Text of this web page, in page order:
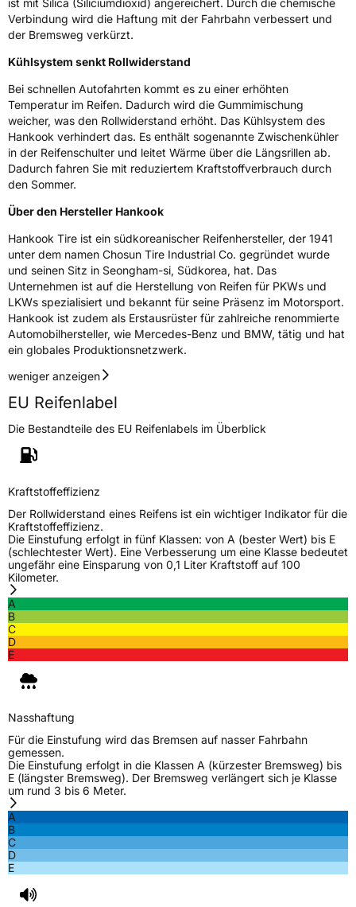
Allgemeine Produktsicherheit (GPSR)
HerstellerkontaktHankook Tire Europe GmbH, Siemensstr. 14
technik@hankookreifen.de
Verbindung wird die Haftung mit der Fahrbahn verbessert und
der Bremsweg verkürzt.
Kühlsystem senkt Rollwiderstand
Bei schnellen Autofahrten kommt es zu einer erhöhten
Temperatur im Reifen. Dadurch wird die Gummimischung
weicher, was den Rollwiderstand erhöht. Das Kühlsystem des
Hankook verhindert das. Es enthält sogenannte Zwischenkühler
in der Reifenschulter und leitet Wärme über die Längsrillen ab.
Dadurch fahren Sie mit reduziertem Kraftstoffverbrauch durch
den Sommer.
Über den Hersteller Hankook
Hankook Tire ist ein südkoreanischer Reifenhersteller, der 1941
unter dem namen Chosun Tire Industrial Co. gegründet wurde
und seinen Sitz in Seongham-si, Südkorea, hat. Das
Unternehmen ist auf die Herstellung von Reifen für PKWs und
LKWs spezialisiert und bekannt für seine Präsenz im Motorsport.
Hankook ist zudem als Erstausrüster für zahlreiche renommierte
Automobilhersteller, wie Mercedes-Benz und BMW, tätig und hat
ein globales Produktionsnetzwerk.
weniger anzeigen
EU Reifenlabel
Die Bestandteile des EU Reifenlabels im Überblick
Kraftstoffeffizienz
Der Rollwiderstand eines Reifens ist ein wichtiger Indikator für die
Kraftstoffeffizienz.
Die Einstufung erfolgt in fünf Klassen: von A (bester Wert) bis E
(schlechtester Wert). Eine Verbesserung um eine Klasse bedeutet
ungefähr eine Einsparung von 0,1 Liter Kraftstoff auf 100
Kilometer.
A
B
C
D
E
Nasshaftung
Für die Einstufung wird das Bremsen auf nasser Fahrbahn
gemessen.
Die Einstufung erfolgt in die Klassen A (kürzester Bremsweg) bis
E (längster Bremsweg). Der Bremsweg verlängert sich je Klasse
um rund 3 bis 6 Meter.
A
B
C
D
E